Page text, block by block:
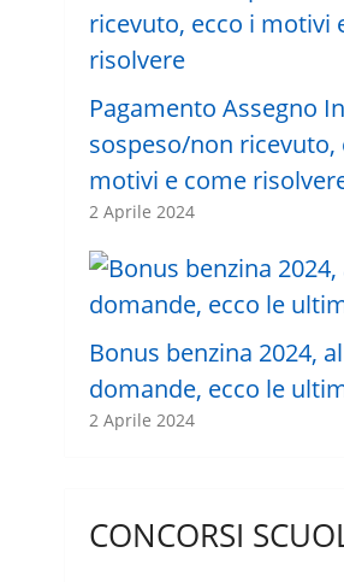
Pagamento Assegno
sospeso/non ricevuto,
motivi e come
2 Aprile 2024
Bonus benzina 2024,
domande, ecco le
2 Aprile 2024
CONCORSI